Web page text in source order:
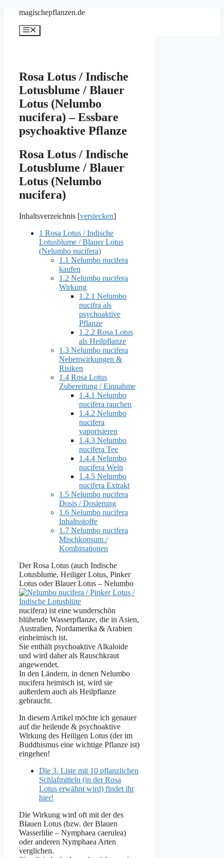
springen
magischepflanzen.de
Menü
Rosa Lotus / Indische
Lotusblume / Blauer
Lotus (Nelumbo
nucifera) – Essbare
psychoaktive Pflanze
Rosa Lotus / Indische
Lotusblume / Blauer
Lotus (Nelumbo
nucifera)
Inhaltsverzeichnis [verstecken]
1 Rosa Lotus / Indische
Lotusblume / Blauer Lotus
(Nelumbo nucifera)
1.1 Nelumbo nucifera
kaufen
1.2 Nelumbo nucifera
Wirkung
1.2.1 Nelumbo
nucifra als
psychoaktive
Pflanze
1.2.2 Rosa Lotus
als Heilpflanze
1.3 Nelumbo nucifera
Nebenwirkungen &
Risiken
1.4 Rosa Lotus
Zubereitung / Einnahme
1.4.1 Nelumbo
nucifera rauchen
1.4.2 Nelumbo
nucifera
vaporisieren
1.4.3 Nelumbo
nucifera Tee
1.4.4 Nelumbo
nucifera Wein
1.4.5 Nelumbo
nucifera Extrakt
1.5 Nelumbo nucifera
Dosis / Dosierung
1.6 Nelumbo nucifera
Inhaltsstoffe
1.7 Nelumbo nucifera
Mischkonsum /
Kombinationen
Der Rosa Lotus (auch Indische
Lotusblume, Heiliger Lotus, Pinker
Lotus oder Blauer Lotus – Nelumbo
nucifera) ist eine wunderschön
blühende Wasserpflanze, die in Asien,
Australien, Nordamerika & Arabien
einheimisch ist.
Sie enthält psychoaktive Alkaloide
und wird daher als Rauschkraut
angewendet.
In den Ländern, in denen Nelumbo
nucifera heimisch ist, wird sie
außerdem auch als Heilpflanze
gebraucht.
In diesem Artikel möchte ich genauer
auf die heilende & psychoaktive
Wirkung des Heiligen Lotus (der im
Buddhismus eine wichtige Pflanze ist)
eingehen!
Die 3. Liste mit 10 pflanzlichen
Schlafmitteln (in der Rosa
Lotus erwähnt wird) findet ihr
hier!
Die Wirkung wird oft mit der des
Blauen Lotus (bzw. der Blauen
Wasserlilie – Nymphaea caerulea)
oder anderen Nymphaea Arten
verglichen.